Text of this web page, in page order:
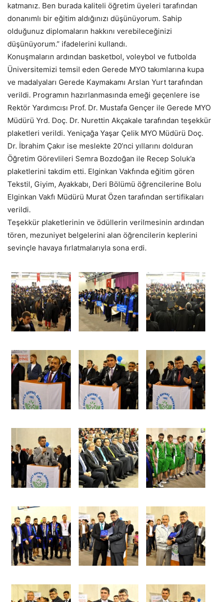
katmanız. Ben burada kaliteli öğretim üyeleri tarafından
donanımlı bir eğitim aldığınızı düşünüyorum. Sahip
olduğunuz diplomaların hakkını verebileceğinizi
düşünüyorum.” ifadelerini kullandı.
Konuşmaların ardından basketbol, voleybol ve futbolda
Üniversitemizi temsil eden Gerede MYO takımlarına kupa
ve madalyaları Gerede Kaymakamı Arslan Yurt tarafından
verildi. Programın hazırlanmasında emeği geçenlere ise
Rektör Yardımcısı Prof. Dr. Mustafa Gençer ile Gerede MYO
Müdürü Yrd. Doç. Dr. Nurettin Akçakale tarafından teşekkür
plaketleri verildi. Yeniçağa Yaşar Çelik MYO Müdürü Doç.
Dr. İbrahim Çakır ise meslekte 20’nci yıllarını dolduran
Öğretim Görevlileri Semra Bozdoğan ile Recep Soluk’a
plaketlerini takdim etti. Elginkan Vakfında eğitim gören
Tekstil, Giyim, Ayakkabı, Deri Bölümü öğrencilerine Bolu
Elginkan Vakfı Müdürü Murat Özen tarafından sertifikaları
verildi.
Teşekkür plaketlerinin ve ödüllerin verilmesinin ardından
tören, mezuniyet belgelerini alan öğrencilerin keplerini
sevinçle havaya fırlatmalarıyla sona erdi.